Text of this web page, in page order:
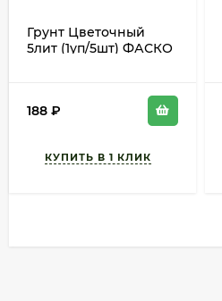
Грунт Цветочный
5лит (1уп/5шт) ФАСКО
188 ₽